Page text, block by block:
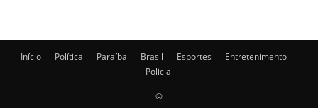
Início Política Paraíba Brasil Esportes
Entretenimento
Policial
©